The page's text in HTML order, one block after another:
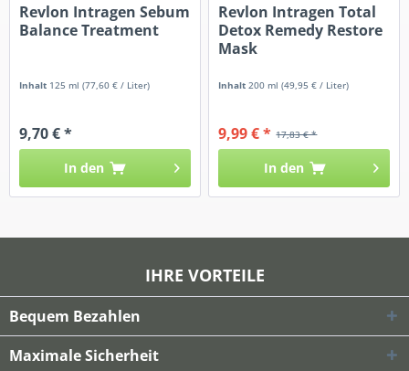
Revlon Intragen Sebum
Balance Treatment
Inhalt 125 ml(77,60 € / Liter)
9,70 € *
In den
Revlon Intragen Total
Detox Remedy Restore
Mask
Inhalt 200 ml(49,95 € / Liter)
17,83 € *
9,99 € *
In den
IHRE VORTEILE
Bequem Bezahlen
Maximale Sicherheit